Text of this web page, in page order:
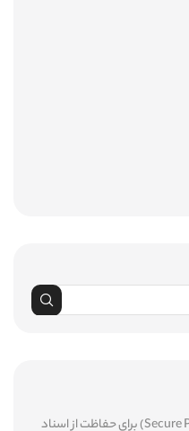
ترفندها و راهکارهای پرینت امن (Secure Print) برای حفاظت از اسناد